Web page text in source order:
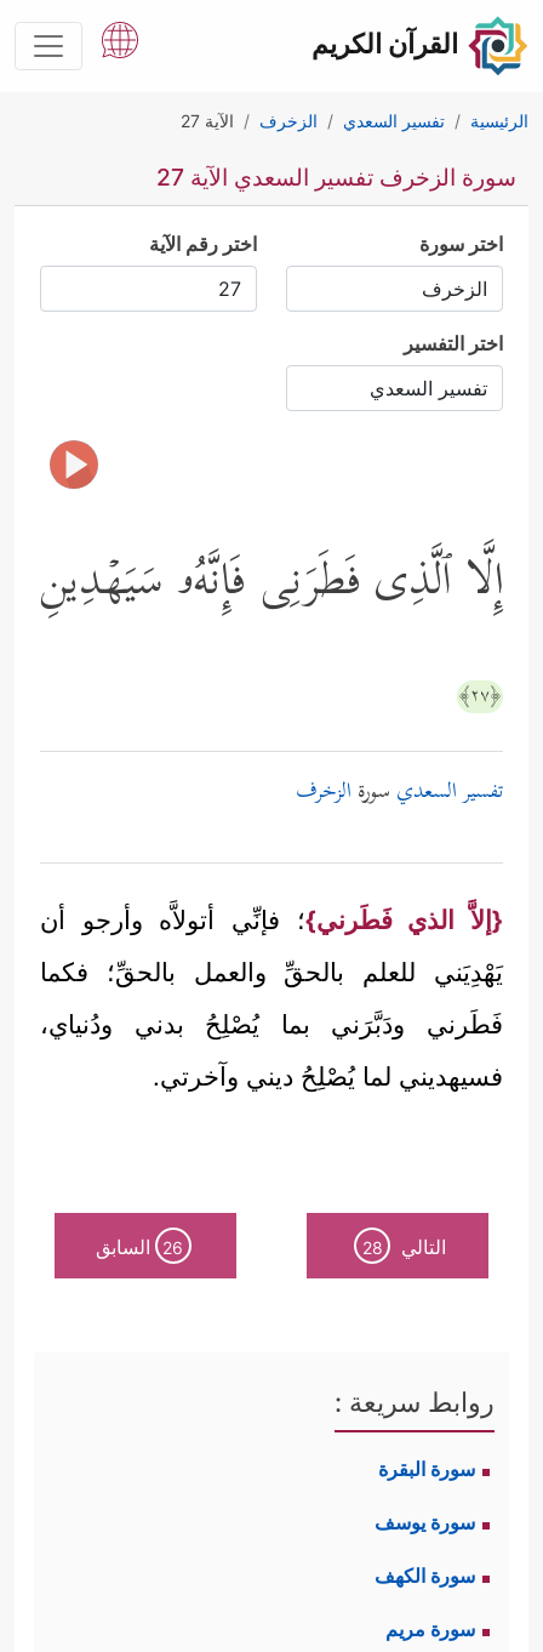
القرآن الكريم
الرئيسية تفسير السعدي الزخرف الآية 27
سورة الزخرف تفسير السعدي الآية 27
اختر سورة اختر رقم الآية
اختر التفسير
إِلَّا ٱلَّذِی فَطَرَنِی فَإِنَّهُۥ سَیَهۡدِینِ
﴿٢٧﴾
تفسير السعدي سورة الزخرف
{إلاَّ الذي فَطَرني}؛ فإنِّي أتولاَّه وأرجو أن
يَهْدِيَني للعلم بالحقِّ والعمل بالحقِّ؛ فكما
فَطَرني ودَبَّرَني بما يُصْلِحُ بدني ودُنياي،
فسيهديني لما يُصْلِحُ ديني وآخرتي.
التالي 28
26 السابق
روابط سريعة :
سورة البقرة
سورة يوسف
سورة الكهف
سورة مريم